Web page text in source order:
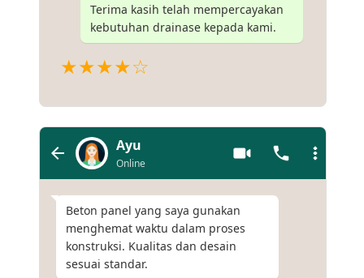
Terima kasih telah mempercayakan
kebutuhan drainase kepada kami.
★★★★☆
Ayu
Online
Beton panel yang saya gunakan
menghemat waktu dalam proses
konstruksi. Kualitas dan desain
sesuai standar.